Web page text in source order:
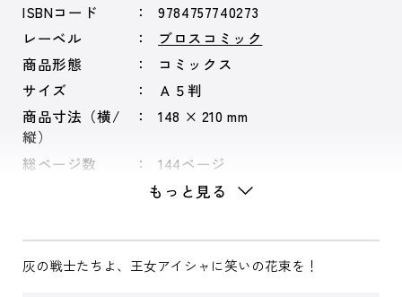
ISBNコード
9784757740273
レーベル
ブロスコミック
商品形態
コミックス
サイズ
Ａ５判
商品寸法（横/
縦）
148 × 210 mm
総ページ数 144ページ
もっと見る
灰の戦士たちよ、王女アイシャに笑いの花束を！